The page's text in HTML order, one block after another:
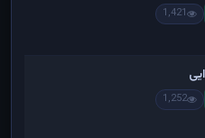
1,421
1,252